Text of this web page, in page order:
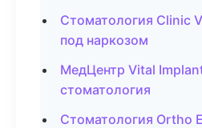
Стоматология Clinic
под наркозом
МедЦентр Vital
стоматология
Стоматология Ortho